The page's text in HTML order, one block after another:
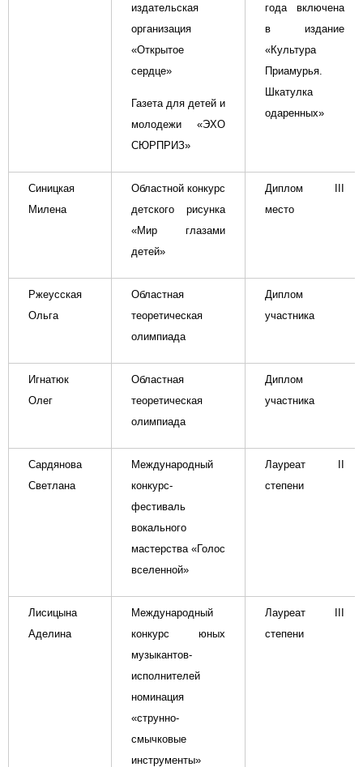
издательская
организация
«Открытое
сердце»
Газета для детей и
молодежи «ЭХО
СЮРПРИЗ»
года включена
в издание
«Культура
Приамурья.
Шкатулка
одаренных»
Синицкая
Милена
Областной конкурс
детского рисунка
«Мир глазами
детей»
Диплом
место
Ржеусская
Ольга
Областная
теоретическая
олимпиада
Диплом
участника
Игнатюк
Олег
Областная
теоретическая
олимпиада
Диплом
участника
Сардянова
Светлана
Международный
конкурс-
фестиваль
вокального
мастерства «Голос
вселенной»
Лауреат
степени
Лисицына
Аделина
Международный
конкурс юных
музыкантов-
исполнителей
номинация
«струнно-
смычковые
инструменты»
Лауреат
степени